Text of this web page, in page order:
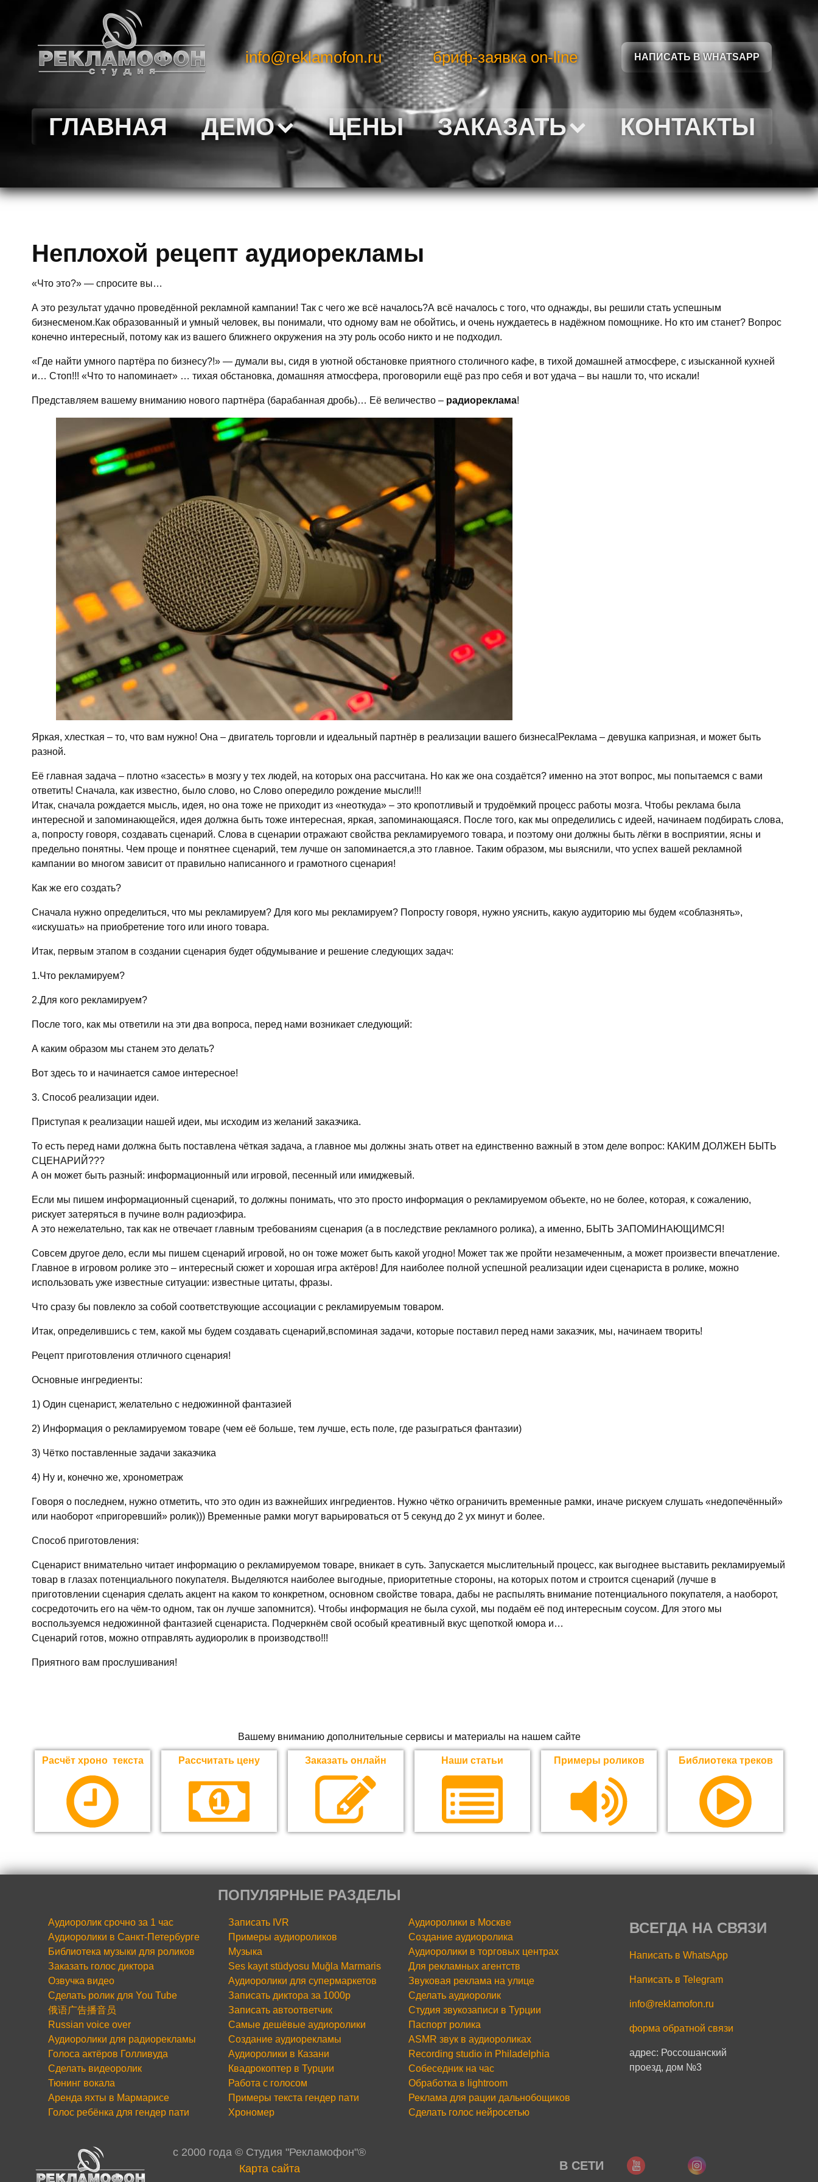
info@reklamofon.ru бриф-заявка on-line НАПИСАТЬ В WHATSAPP
ГЛАВНАЯ ДЕМО ЦЕНЫ ЗАКАЗАТЬ КОНТАКТЫ
Неплохой рецепт аудиорекламы
«Что это?» — спросите вы…
А это результат удачно проведённой рекламной кампании! Так с чего же всё началось?А всё началось с того, что однажды, вы решили стать успешным
бизнесменом.Как образованный и умный человек, вы понимали, что одному вам не обойтись, и очень нуждаетесь в надёжном помощнике. Но кто им станет? Вопрос
конечно интересный, потому как из вашего ближнего окружения на эту роль особо никто и не подходил.
«Где найти умного партёра по бизнесу?!» — думали вы, сидя в уютной обстановке приятного столичного кафе, в тихой домашней атмосфере, с изысканной кухней
и… Стоп!!! «Что то напоминает» … тихая обстановка, домашняя атмосфера, проговорили ещё раз про себя и вот удача – вы нашли то, что искали!
Представляем вашему вниманию нового партнёра (барабанная дробь)… Её величество – радиореклама!
Яркая, хлесткая – то, что вам нужно! Она – двигатель торговли и идеальный партнёр в реализации вашего бизнеса!Реклама – девушка капризная, и может быть
разной.
Её главная задача – плотно «засесть» в мозгу у тех людей, на которых она рассчитана. Но как же она создаётся? именно на этот вопрос, мы попытаемся с вами
ответить! Сначала, как известно, было слово, но Слово опередило рождение мысли!!!
Итак, сначала рождается мысль, идея, но она тоже не приходит из «неоткуда» – это кропотливый и трудоёмкий процесс работы мозга. Чтобы реклама была
интересной и запоминающейся, идея должна быть тоже интересная, яркая, запоминающаяся. После того, как мы определились с идеей, начинаем подбирать слова,
а, попросту говоря, создавать сценарий. Слова в сценарии отражают свойства рекламируемого товара, и поэтому они должны быть лёгки в восприятии, ясны и
предельно понятны. Чем проще и понятнее сценарий, тем лучше он запоминается,а это главное. Таким образом, мы выяснили, что успех вашей рекламной
кампании во многом зависит от правильно написанного и грамотного сценария!
Как же его создать?
Сначала нужно определиться, что мы рекламируем? Для кого мы рекламируем? Попросту говоря, нужно уяснить, какую аудиторию мы будем «соблазнять»,
«искушать» на приобретение того или иного товара.
Итак, первым этапом в создании сценария будет обдумывание и решение следующих задач:
1.Что рекламируем?
2.Для кого рекламируем?
После того, как мы ответили на эти два вопроса, перед нами возникает следующий:
А каким образом мы станем это делать?
Вот здесь то и начинается самое интересное!
3. Способ реализации идеи.
Приступая к реализации нашей идеи, мы исходим из желаний заказчика.
То есть перед нами должна быть поставлена чёткая задача, а главное мы должны знать ответ на единственно важный в этом деле вопрос: КАКИМ ДОЛЖЕН БЫТЬ
СЦЕНАРИЙ???
А он может быть разный: информационный или игровой, песенный или имиджевый.
Если мы пишем информационный сценарий, то должны понимать, что это просто информация о рекламируемом объекте, но не более, которая, к сожалению,
рискует затеряться в пучине волн радиоэфира.
А это нежелательно, так как не отвечает главным требованиям сценария (а в последствие рекламного ролика), а именно, БЫТЬ ЗАПОМИНАЮЩИМСЯ!
Совсем другое дело, если мы пишем сценарий игровой, но он тоже может быть какой угодно! Может так же пройти незамеченным, а может произвести впечатление.
Главное в игровом ролике это – интересный сюжет и хорошая игра актёров! Для наиболее полной успешной реализации идеи сценариста в ролике, можно
использовать уже известные ситуации: известные цитаты, фразы.
Что сразу бы повлекло за собой соответствующие ассоциации с рекламируемым товаром.
Итак, определившись с тем, какой мы будем создавать сценарий,вспоминая задачи, которые поставил перед нами заказчик, мы, начинаем творить!
Рецепт приготовления отличного сценария!
Основные ингредиенты:
1) Один сценарист, желательно с недюжинной фантазией
2) Информация о рекламируемом товаре (чем её больше, тем лучше, есть поле, где разыграться фантазии)
3) Чётко поставленные задачи заказчика
4) Ну и, конечно же, хронометраж
Говоря о последнем, нужно отметить, что это один из важнейших ингредиентов. Нужно чётко ограничить временные рамки, иначе рискуем слушать «недопечённый»
или наоборот «пригоревший» ролик))) Временные рамки могут варьироваться от 5 секунд до 2 ух минут и более.
Способ приготовления:
Сценарист внимательно читает информацию о рекламируемом товаре, вникает в суть. Запускается мыслительный процесс, как выгоднее выставить рекламируемый
товар в глазах потенциального покупателя. Выделяются наиболее выгодные, приоритетные стороны, на которых потом и строится сценарий (лучше в
приготовлении сценария сделать акцент на каком то конкретном, основном свойстве товара, дабы не распылять внимание потенциального покупателя, а наоборот,
сосредоточить его на чём-то одном, так он лучше запомнится). Чтобы информация не была сухой, мы подаём её под интересным соусом. Для этого мы
воспользуемся недюжинной фантазией сценариста. Подчеркнём свой особый креативный вкус щепоткой юмора и…
Сценарий готов, можно отправлять аудиоролик в производство!!!
Приятного вам прослушивания!
Вашему вниманию дополнительные сервисы и материалы на нашем сайте
Расчёт хроно текста Рассчитать цену Заказать онлайн Наши статьи Примеры роликов Библиотека треков
ПОПУЛЯРНЫЕ РАЗДЕЛЫ
Аудиоролик срочно за 1 час
Аудиоролики в Санкт-Петербурге
Библиотека музыки для роликов
Заказать голос диктора
Озвучка видео
Сделать ролик для You Tube
俄语广告播音员
Russian voice over
Аудиоролики для радиорекламы
Голоса актёров Голливуда
Сделать видеоролик
Тюнинг вокала
Аренда яхты в Мармарисе
Голос ребёнка для гендер пати
Записать IVR
Примеры аудиороликов
Музыка
Ses kayıt stüdyosu Muğla Marmaris
Аудиоролики для супермаркетов
Записать диктора за 1000р
Записать автоответчик
Самые дешёвые аудиоролики
Создание аудиорекламы
Аудиоролики в Казани
Квадрокоптер в Турции
Работа с голосом
Примеры текста гендер пати
Хрономер
Аудиоролики в Москве
Создание аудиоролика
Аудиоролики в торговых центрах
Для рекламных агентств
Звуковая реклама на улице
Сделать аудиоролик
Студия звукозаписи в Турции
Паспорт ролика
ASMR звук в аудиороликах
Recording studio in Philadelphia
Собеседник на час
Обработка в lightroom
Реклама для рации дальнобощиков
Сделать голос нейросетью
ВСЕГДА НА СВЯЗИ
Написать в WhatsApp
Написать в Telegram
info@reklamofon.ru
форма обратной связи
адрес: Россошанский
проезд, дом №3
c 2000 года © Студия "Рекламофон"®
Карта сайта
В СЕТИ